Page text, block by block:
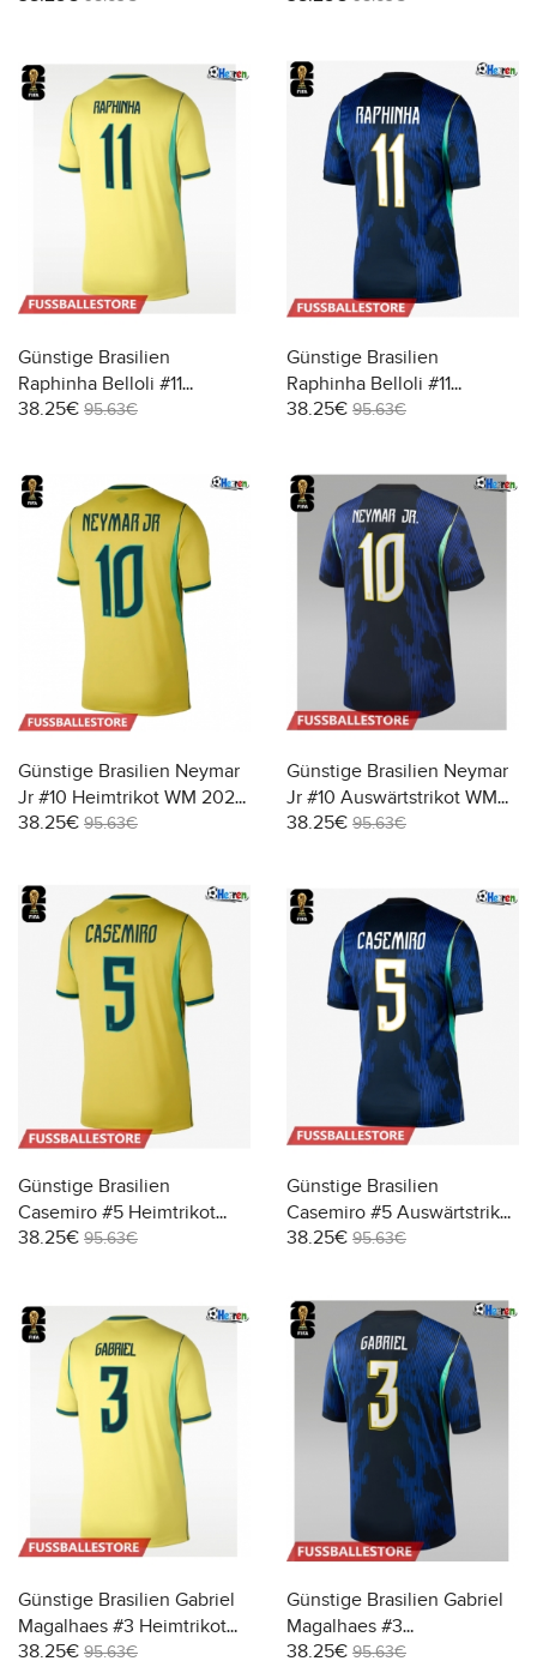
Günstige Brasilien
Raphinha Belloli #11
Heimtrikot WM 2026
38.25€ 95.63€
Günstige Brasilien
Raphinha Belloli #11
Auswärtstrikot WM 2026
38.25€ 95.63€
Günstige Brasilien Neymar
Jr #10 Heimtrikot WM 2026
Kurzarm
38.25€ 95.63€
Günstige Brasilien Neymar
Jr #10 Auswärtstrikot WM
2026 Kurzarm
38.25€ 95.63€
Günstige Brasilien
Casemiro #5 Heimtrikot
WM 2026 Kurzarm
38.25€ 95.63€
Günstige Brasilien
Casemiro #5 Auswärtstrikot
WM 2026 Kurzarm
38.25€ 95.63€
Günstige Brasilien Gabriel
Magalhaes #3 Heimtrikot
WM 2026 Kurzarm
38.25€ 95.63€
Günstige Brasilien Gabriel
Magalhaes #3
Auswärtstrikot WM 2026
38.25€ 95.63€